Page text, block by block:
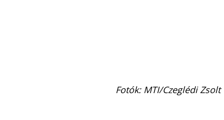
Fotók: MTI/Czeglédi Zsolt